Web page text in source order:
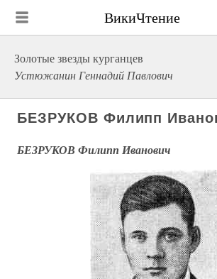
ВикиЧтение
Золотые звезды курганцев
Устюжанин Геннадий Павлович
БЕЗРУКОВ Филипп
БЕЗРУКОВ Филипп Иванович